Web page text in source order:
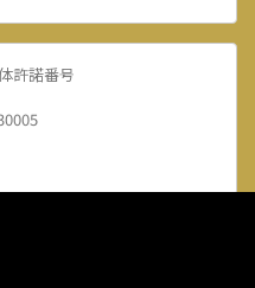
許諾番号